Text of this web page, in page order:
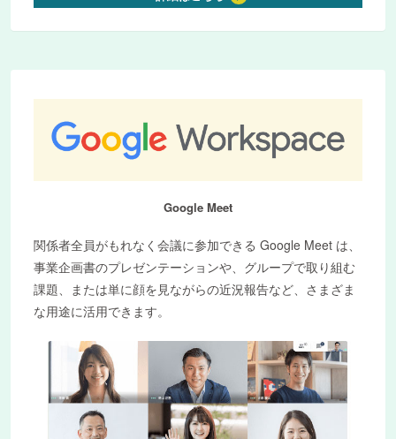
Google Meet
関係者全員がもれなく会議に参加できる Google Meet は、
事業企画書のプレゼンテーションや、グループで取り組む
課題、または単に顔を見ながらの近況報告など、さまざま
な用途に活用できます。